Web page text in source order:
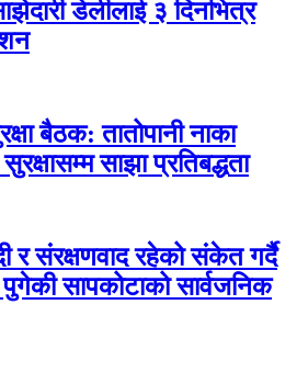
डेलीलाई ३ दिनभित्र
बैठक: तातोपानी नाका
साझा प्रतिबद्धता
र संरक्षणवाद रहेको संकेत गर्दै
पुगेकी सापकोटाको सार्वजनिक